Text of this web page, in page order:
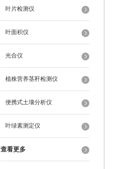
叶片检测仪
叶面积仪
光合仪
植株营养茎秆检测仪
便携式土壤分析仪
叶绿素测定仪
查看更多